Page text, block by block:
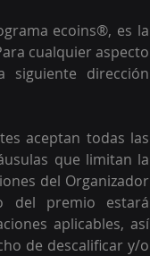
ecoins®, es la
cualquier aspecto
siguiente dirección
aceptan todas las
que limitan la
del Organizador
del premio estará
aplicables, así
de descalificar y/o